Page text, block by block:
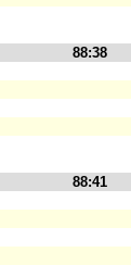
88:38
88:41